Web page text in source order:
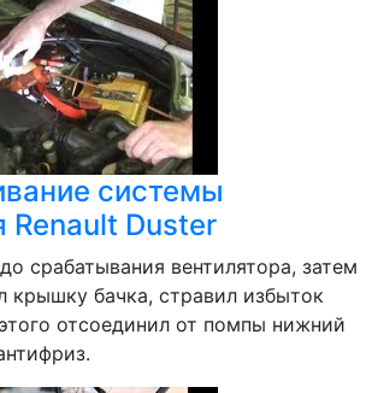
системы
Renault Duster
срабатывания вентилятора, затем
крышку бачка, стравил избыток
отсоединил от помпы нижний